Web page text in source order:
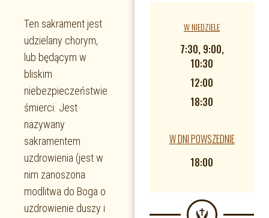
Ten sakrament jest
udzielany chorym,
lub będącym w
bliskim
niebezpieczeństwie
śmierci. Jest
nazywany
sakramentem
uzdrowienia (jest w
nim zanoszona
modlitwa do Boga o
uzdrowienie duszy i
W NIEDZIELE
7:30, 9:00,
10:30
12:00
18:30
W DNI POWSZEDNIE
18:00